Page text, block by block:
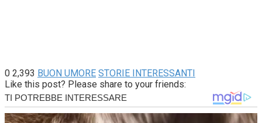
0 2,393 BUON UMORE STORIE INTERESSANTI
Like this post? Please share to your friends: